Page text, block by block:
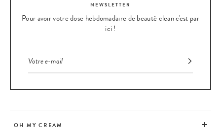
NEWSLETTER
Pour avoir votre dose hebdomadaire de beauté clean c'est par
ici !
OH MY CREAM